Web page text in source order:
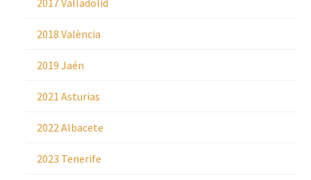
2018 València
2019 Jaén
2021 Asturias
2022 Albacete
2023 Tenerife